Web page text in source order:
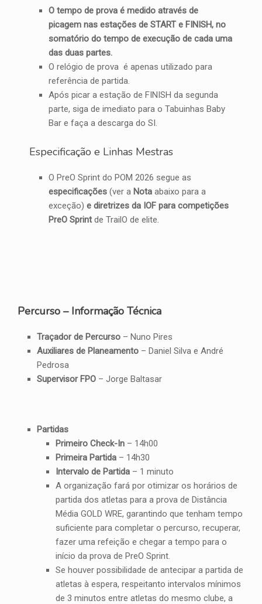
O tempo de prova é medido através de
picagem nas estações de START e FINISH, no
somatório do tempo de execução de cada uma
das duas partes.
O relógio de prova é apenas utilizado para
referência de partida.
Após picar a estação de FINISH da segunda
parte, siga de imediato para o Tabuinhas Baby
Bar e faça a descarga do SI.
Especificação e Linhas Mestras
O PreO Sprint do POM 2026 segue as
especificações (ver a Notaabaixo para a
exceção) e diretrizes da IOF para competições
PreO Sprintde TrailO de elite.
Percurso – Informação Técnica
Traçador de Percurso– Nuno Pires
Auxiliares de Planeamento – Daniel Silva e André
Pedrosa
Supervisor FPO– Jorge Baltasar
Partidas
Primeiro Check-In – 14h00
Primeira Partida – 14h30
Intervalo de Partida – 1 minuto
A organização fará por otimizar os horários de
partida dos atletas para a prova de Distância
Média GOLD WRE, garantindo que tenham tempo
suficiente para completar o percurso, recuperar,
fazer uma refeição e chegar a tempo para o
início da prova de PreO Sprint.
Se houver possibilidade de antecipar a partida de
atletas à espera, respeitanto intervalos mínimos
de 3 minutos entre atletas do mesmo clube, a